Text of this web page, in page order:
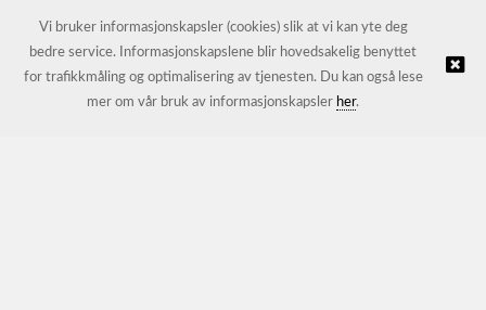
© JL Trading AS |Nettbutikk levert av Kréatif
Vi bruker informasjonskapsler (cookies) slik at vi kan yte deg
bedre service. Informasjonskapslene blir hovedsakelig benyttet
for trafikkmåling og optimalisering av tjenesten. Du kan også lese
mer om vår bruk av informasjonskapsler her.